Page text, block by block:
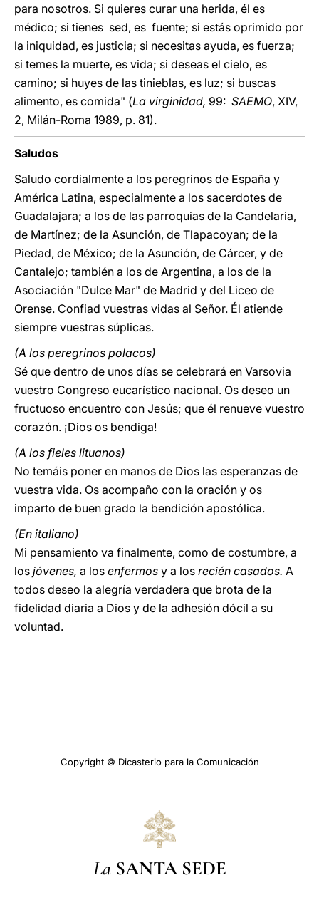
para nosotros. Si quieres curar una herida, él es
médico; si tienes sed, es fuente; si estás oprimido por
la iniquidad, es justicia; si necesitas ayuda, es fuerza;
si temes la muerte, es vida; si deseas el cielo, es
camino; si huyes de las tinieblas, es luz; si buscas
alimento, es comida" (La virginidad, 99: SAEMO, XIV,
2, Milán-Roma 1989, p. 81).
Saludos
Saludo cordialmente a los peregrinos de España y
América Latina, especialmente a los sacerdotes de
Guadalajara; a los de las parroquias de la Candelaria,
de Martínez; de la Asunción, de Tlapacoyan; de la
Piedad, de México; de la Asunción, de Cárcer, y de
Cantalejo; también a los de Argentina, a los de la
Asociación "Dulce Mar" de Madrid y del Liceo de
Orense. Confiad vuestras vidas al Señor. Él atiende
siempre vuestras súplicas.
(A los peregrinos polacos)
Sé que dentro de unos días se celebrará en Varsovia
vuestro Congreso eucarístico nacional. Os deseo un
fructuoso encuentro con Jesús; que él renueve vuestro
corazón. ¡Dios os bendiga!
(A los fieles lituanos)
No temáis poner en manos de Dios las esperanzas de
vuestra vida. Os acompaño con la oración y os
imparto de buen grado la bendición apostólica.
(En italiano)
Mi pensamiento va finalmente, como de costumbre, a
los jóvenes, a los enfermos y a los recién casados. A
todos deseo la alegría verdadera que brota de la
fidelidad diaria a Dios y de la adhesión dócil a su
voluntad.
Copyright © Dicasterio para la Comunicación
La SANTA SEDE